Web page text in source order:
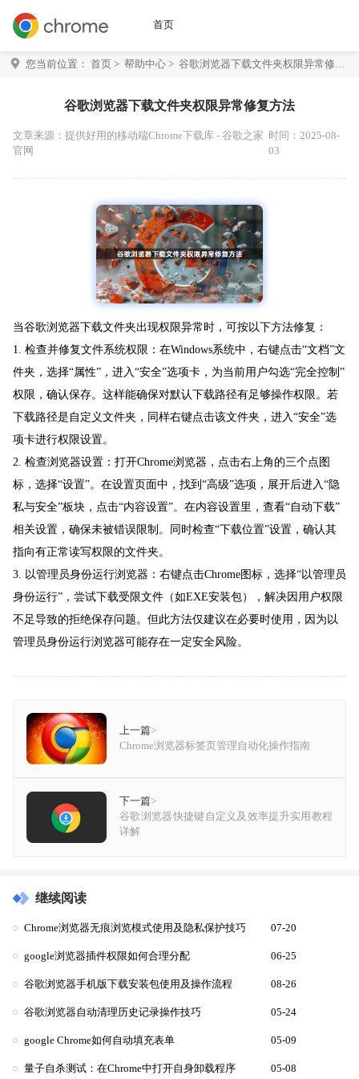
首页
您当前位置： 首页 > 帮助中心 > 谷歌浏览器下载文件夹权限异常修复
谷歌浏览器下载文件夹权限异常修复方法
文章来源： 提供好用的移动端Chrome下载库 - 谷歌之家
官网
时间：2025-08-
03
当谷歌浏览器下载文件夹出现权限异常时，可按以下方法修复：
1. 检查并修复文件系统权限：在Windows系统中，右键点击“文档”文
件夹，选择“属性”，进入“安全”选项卡，为当前用户勾选“完全控制”
权限，确认保存。这样能确保对默认下载路径有足够操作权限。若
下载路径是自定义文件夹，同样右键点击该文件夹，进入“安全”选
项卡进行权限设置。
2. 检查浏览器设置：打开Chrome浏览器，点击右上角的三个点图
标，选择“设置”。在设置页面中，找到“高级”选项，展开后进入“隐
私与安全”板块，点击“内容设置”。在内容设置里，查看“自动下载”
相关设置，确保未被错误限制。同时检查“下载位置”设置，确认其
指向有正常读写权限的文件夹。
3. 以管理员身份运行浏览器：右键点击Chrome图标，选择“以管理员
身份运行”，尝试下载受限文件（如EXE安装包），解决因用户权限
不足导致的拒绝保存问题。但此方法仅建议在必要时使用，因为以
管理员身份运行浏览器可能存在一定安全风险。
上一篇>
Chrome浏览器标签页管理自动化操作指南
下一篇>
谷歌浏览器快捷键自定义及效率提升实用教程
详解
继续阅读
Chrome浏览器无痕浏览模式使用及隐私保护技巧 07-20
google浏览器插件权限如何合理分配 06-25
谷歌浏览器手机版下载安装包使用及操作流程 08-26
谷歌浏览器自动清理历史记录操作技巧 05-24
google Chrome如何自动填充表单 05-09
量子自杀测试：在Chrome中打开自身卸载程序 05-08